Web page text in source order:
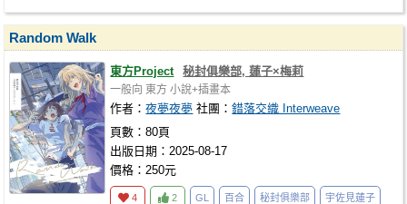
Random Walk
東方Project 秘封俱樂部, 蓮子×梅莉
一般向 東方 小說+插畫本
作者：夜夢夜夢 社團：錯落交織 Interweave
頁數：80頁
出版日期：2025-08-17
價格：250元
4 2 GL 百合 秘封俱樂部 宇佐見蓮子